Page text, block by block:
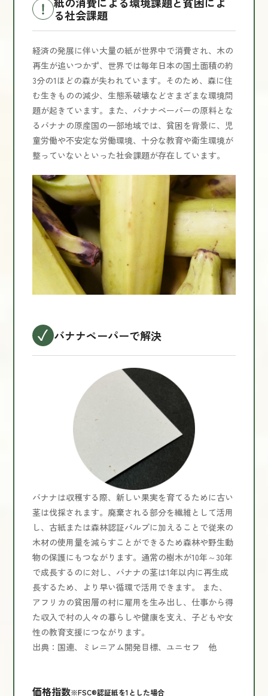
る社会課題
経済の発展に伴い大量の紙が世界中で消費され、木の
再生が追いつかず、世界では毎年日本の国土面積の約
3分の1ほどの森が失われています。そのため、森に住
む生きものの減少、生態系破壊などさまざまな環境問
題が起きています。また、バナナペーパーの原料とな
るバナナの原産国の一部地域では、貧困を背景に、児
童労働や不安定な労働環境、十分な教育や衛生環境が
整っていないといった社会課題が存在しています。
バナナペーパーで解決
バナナは収穫する際、新しい果実を育てるために古い
茎は伐採されます。廃棄される部分を繊維として活用
し、古紙または森林認証パルプに加えることで従来の
木材の使用量を減らすことができるため森林や野生動
物の保護にもつながります。通常の樹木が10年～30年
で成長するのに対し、バナナの茎は1年以内に再生成
長するため、より早い循環で活用できます。 また、
アフリカの貧困層の村に雇用を生み出し、仕事から得
た収入で村の人々の暮らしや健康を支え、子どもや女
性の教育支援につながります。
出典：国連、ミレニアム開発目標、ユニセフ 他
価格指数※FSC®認証紙を1とした場合